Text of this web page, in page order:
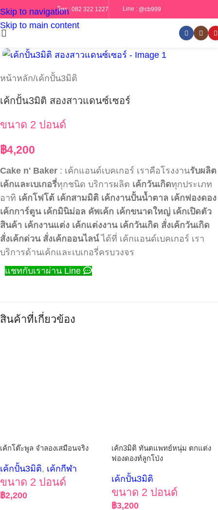
Skip to navigation
Skip to main content
โทร : 082 322 1227 Line : @cb999
หน้าหลัก/เค้กปั้น3มิติ
เค้กปั้น3มิติ สองสาวแดนซ์เซอร์
ขนาด 2 ปอนด์
฿4,200
Cake n' Baker : เค้กแอนด์เบคเกอร์ เราคือโรงงานรับผลิต
เค้กและเบเกอรี่ทุกชนิด บริการผลิต เค้กวันเกิดทุกประเภท
อาทิ เค้กโฟโต้ เค้กสามมิติ เค้กงานปั้นน้ำตาล เค้กฟองดอง
เค้กการ์ตูน เค้กมินิม่อล คัพเค้ก เค้กขนาดใหญ่ เค้กเปิดตัว
สินค้า เค้กงานแต่ง เค้กแต่งงาน เค้กวันเกิด สั่งเค้กวันเกิด
สั่งเค้กด่วน สั่งเค้กออนไลน์ได้ที่ เค้กแอนด์เบคเกอร์ เรา
บริการด้านเค้กและเบเกอรี่ครบวงจร
แชทกับเราผ่าน Line
สินค้าที่เกี่ยวข้อง
เค้กโต๊ะพูล จำลองเสมือนจริง
เค้กปั้น3มิติ, เค้กกีฬา
ขนาด 2 ปอนด์
฿2,200
เค้ก3มิติ ทันตแพทย์หนุ่ม ตกแต่ง
ฟองดองท์ลูกโป่ง
เค้กปั้น3มิติ
ขนาด 2 ปอนด์
฿3,200